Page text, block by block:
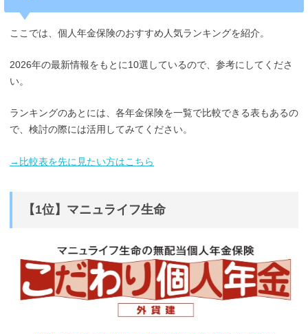
ここでは、個人年金保険のおすすめ人気ランキングを紹介。
2026年の最新情報をもとに10選しているので、参考にしてくださ
い。
ランキングのあとには、各年金保険を一覧で比較できる表もあるの
で、検討の際には活用してみてください。
→比較表を先に見たい方はこちら
【1位】マニュライフ生命